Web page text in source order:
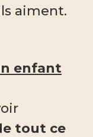
aiment.
enfant
tout ce